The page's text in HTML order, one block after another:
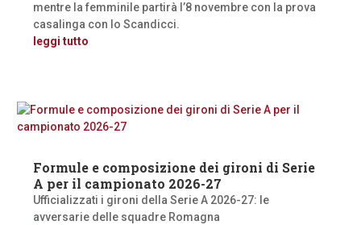
mentre la femminile partirà l’8 novembre con la prova
casalinga con lo Scandicci.
leggi tutto
Formule e composizione dei gironi di Serie
A per il campionato 2026-27
Ufficializzati i gironi della Serie A 2026-27: le
avversarie delle squadre Romagna